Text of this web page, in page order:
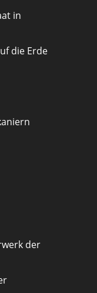
in
die Erde
der